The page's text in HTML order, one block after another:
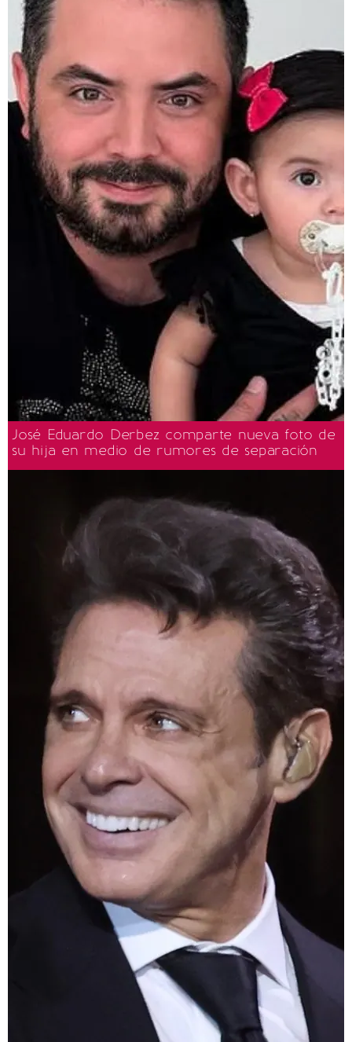
José Eduardo Derbez comparte nueva foto de
su hija en medio de rumores de separación